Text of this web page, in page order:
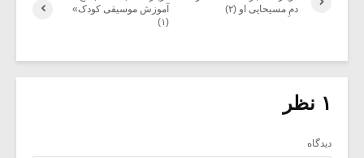
آموزش موسیقی کودک»
(۱)
دمِ مسیحایی او (۲)
۱ نظر
دیدگاه